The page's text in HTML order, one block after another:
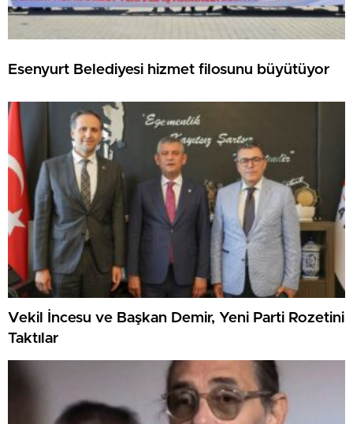
Esenyurt Belediyesi hizmet filosunu büyütüyor
Vekil İncesu ve Başkan Demir, Yeni Parti Rozetini
Taktılar